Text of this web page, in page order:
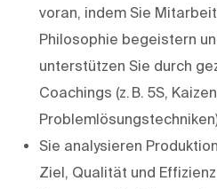
voran, indem Sie
Philosophie begeistern
unterstützen Sie durch
Coachings (z. B. 5S,
Sie analysieren
Ziel, Qualität und